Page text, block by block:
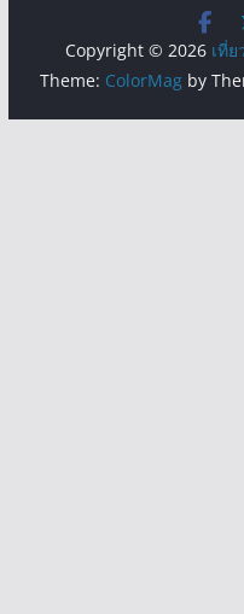
Copyright © 2026 เที่ย
Theme: ColorMagby